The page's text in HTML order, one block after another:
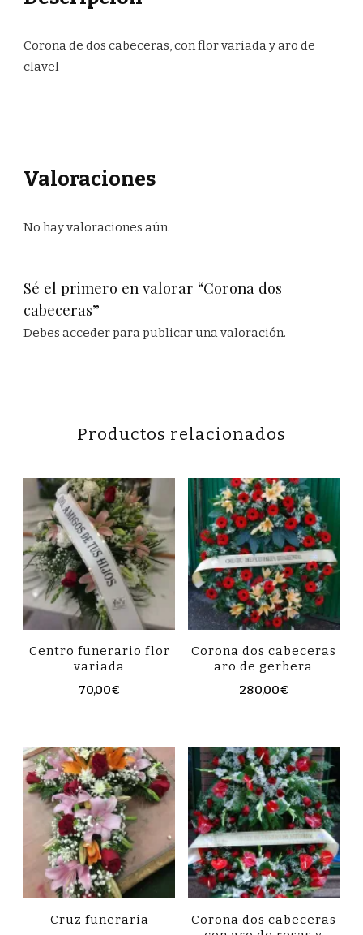
Corona de dos cabeceras, con flor variada y aro de
clavel
Valoraciones
No hay valoraciones aún.
Sé el primero en valorar “Corona dos
cabeceras”
Debes accederpara publicar una valoración.
Productos relacionados
Centro funerario flor
variada
70,00€
Corona dos cabeceras
aro de gerbera
280,00€
Cruz funeraria
Corona dos cabeceras